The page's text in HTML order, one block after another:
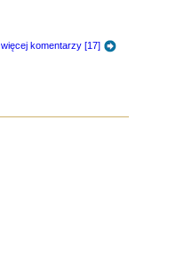
więcej komentarzy [17]